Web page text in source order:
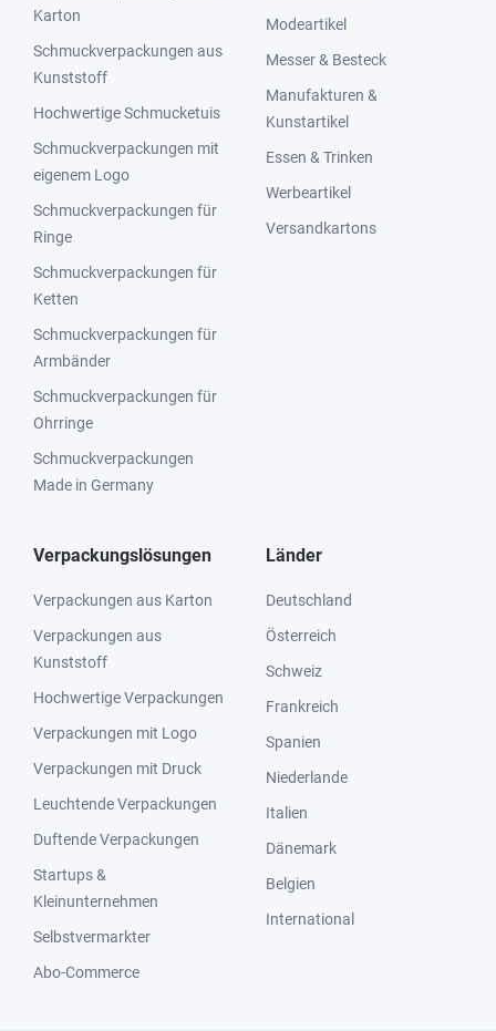
Karton
Schmuckverpackungen aus
Kunststoff
Hochwertige Schmucketuis
Schmuckverpackungen mit
eigenem Logo
Schmuckverpackungen für
Ringe
Schmuckverpackungen für
Ketten
Schmuckverpackungen für
Armbänder
Schmuckverpackungen für
Ohrringe
Schmuckverpackungen
Made in Germany
Modeartikel
Messer & Besteck
Manufakturen &
Kunstartikel
Essen & Trinken
Werbeartikel
Versandkartons
Verpackungslösungen
Verpackungen aus Karton
Verpackungen aus
Kunststoff
Hochwertige Verpackungen
Verpackungen mit Logo
Verpackungen mit Druck
Leuchtende Verpackungen
Duftende Verpackungen
Startups &
Kleinunternehmen
Selbstvermarkter
Abo-Commerce
Länder
Deutschland
Österreich
Schweiz
Frankreich
Spanien
Niederlande
Italien
Dänemark
Belgien
International